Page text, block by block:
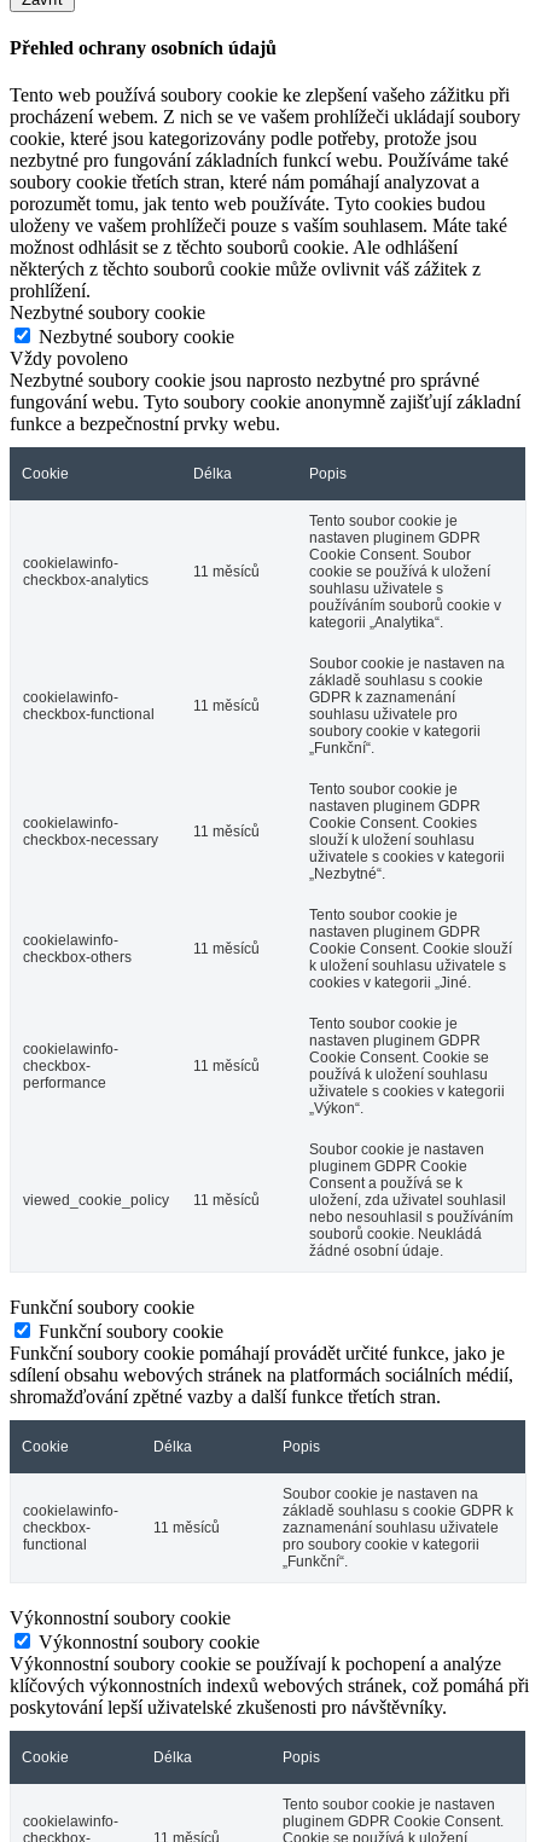
Přehled ochrany osobních údajů
Tento web používá soubory cookie ke zlepšení vašeho zážitku při
procházení webem. Z nich se ve vašem prohlížeči ukládají soubory
cookie, které jsou kategorizovány podle potřeby, protože jsou
nezbytné pro fungování základních funkcí webu. Používáme také
soubory cookie třetích stran, které nám pomáhají analyzovat a
porozumět tomu, jak tento web používáte. Tyto cookies budou
uloženy ve vašem prohlížeči pouze s vaším souhlasem. Máte také
možnost odhlásit se z těchto souborů cookie. Ale odhlášení
některých z těchto souborů cookie může ovlivnit váš zážitek z
prohlížení.
Nezbytné soubory cookie
Nezbytné soubory cookie
Vždy povoleno
Nezbytné soubory cookie jsou naprosto nezbytné pro správné
fungování webu. Tyto soubory cookie anonymně zajišťují základní
funkce a bezpečnostní prvky webu.
Cookie Délka Popis
cookielawinfo-
checkbox-analytics
11 měsíců
Tento soubor cookie je
nastaven pluginem GDPR
Cookie Consent. Soubor
cookie se používá k uložení
souhlasu uživatele s
používáním souborů cookie v
kategorii „Analytika“.
cookielawinfo-
checkbox-functional
11 měsíců
Soubor cookie je nastaven na
základě souhlasu s cookie
GDPR k zaznamenání
souhlasu uživatele pro
soubory cookie v kategorii
„Funkční“.
cookielawinfo-
checkbox-necessary
11 měsíců
Tento soubor cookie je
nastaven pluginem GDPR
Cookie Consent. Cookies
slouží k uložení souhlasu
uživatele s cookies v kategorii
„Nezbytné“.
cookielawinfo-
checkbox-others
11 měsíců
Tento soubor cookie je
nastaven pluginem GDPR
Cookie Consent. Cookie slouží
k uložení souhlasu uživatele s
cookies v kategorii „Jiné.
cookielawinfo-
checkbox-
performance
11 měsíců
Tento soubor cookie je
nastaven pluginem GDPR
Cookie Consent. Cookie se
používá k uložení souhlasu
uživatele s cookies v kategorii
„Výkon“.
viewed_cookie_policy 11 měsíců
Soubor cookie je nastaven
pluginem GDPR Cookie
Consent a používá se k
uložení, zda uživatel souhlasil
nebo nesouhlasil s používáním
souborů cookie. Neukládá
žádné osobní údaje.
Funkční soubory cookie
Funkční soubory cookie
Funkční soubory cookie pomáhají provádět určité funkce, jako je
sdílení obsahu webových stránek na platformách sociálních médií,
shromažďování zpětné vazby a další funkce třetích stran.
Cookie Délka Popis
cookielawinfo-
checkbox-
functional
11 měsíců
Soubor cookie je nastaven na
základě souhlasu s cookie GDPR k
zaznamenání souhlasu uživatele
pro soubory cookie v kategorii
„Funkční“.
Výkonnostní soubory cookie
Výkonnostní soubory cookie
Výkonnostní soubory cookie se používají k pochopení a analýze
klíčových výkonnostních indexů webových stránek, což pomáhá při
poskytování lepší uživatelské zkušenosti pro návštěvníky.
Cookie Délka Popis
cookielawinfo-
checkbox-
11 měsíců
Tento soubor cookie je nastaven
pluginem GDPR Cookie Consent.
Cookie se používá k uložení